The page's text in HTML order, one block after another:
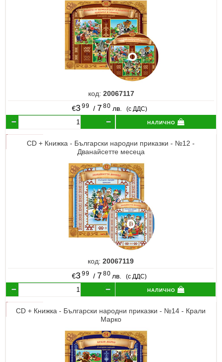
код: 20067117
€3 99 / 7 80 лв. (с ДДС)
налично
CD + Книжка - Български народни приказки - №12 -
Дванайсетте месеца
код: 20067119
€3 99 / 7 80 лв. (с ДДС)
налично
CD + Книжка - Български народни приказки - №14 - Крали
Марко